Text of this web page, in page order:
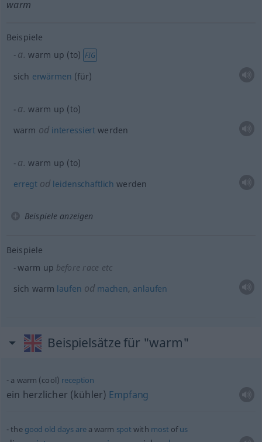
warm
Beispiele
a. warm up (to) FIG
sich erwärmen (für)
a. warm up (to)
warm odinteressiert werden
a. warm up (to)
erregt od leidenschaftlich werden
Beispiele anzeigen
Beispiele
warm up before race etc
sich warm laufen odmachen, anlaufen
Beispielsätze für "warm"
a warm (cool) reception
ein herzlicher (kühler) Empfang
the good old days area warm spot with most ofus